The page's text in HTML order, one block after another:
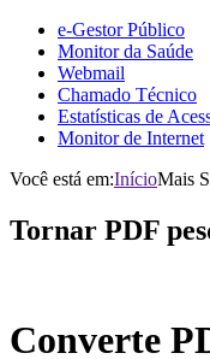
e-Gestor Público
Monitor da Saúde
Webmail
Chamado Técnico
Estatísticas de
Monitor de Internet
Você está em:InícioMais
Tornar PDF
Converte